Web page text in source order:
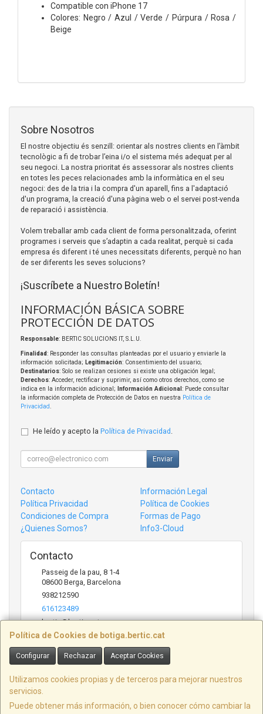
Compatible con iPhone 17
Colores: Negro / Azul / Verde / Púrpura / Rosa /
Beige
Política de Cookies de botiga.bertic.cat
Configurar Rechazar Aceptar Cookies
Utilizamos cookies propias y de terceros para mejorar nuestros
servicios.
Puede obtener más información, o bien conocer cómo cambiar la
Sobre Nosotros
El nostre objectiu és senzill: orientar als nostres clients en l’àmbit
tecnològic a fi de trobar l’eina i/o el sistema més adequat per al
seu negoci. La nostra prioritat és assessorar als nostres clients
en totes les peces relacionades amb la informàtica en el seu
negoci: des de la tria i la compra d'un aparell, fins a l'adaptació
d'un programa, la creació d'una pàgina web o el servei post-venda
de reparació i assistència.
Volem treballar amb cada client de forma personalitzada, oferint
programes i serveis que s’adaptin a cada realitat, perquè si cada
empresa és diferent i té unes necessitats diferents, perquè no han
de ser diferents les seves solucions?
¡Suscríbete a Nuestro Boletín!
INFORMACIÓN BÁSICA SOBRE
PROTECCIÓN DE DATOS
Responsable: BERTIC SOLUCIONS IT, S.L.U.
Finalidad: Responder las consultas planteadas por el usuario y enviarle la
información solicitada; Legitimación: Consentimiento del usuario;
Destinatarios: Solo se realizan cesiones si existe una obligación legal;
Derechos: Acceder, rectificar y suprimir, así como otros derechos, como se
indica en la información adicional;
Información Adicional : Puede consultar
la información completa de Protección de Datos en nuestra Política de
Privacidad
He leído y acepto la Política de Privacidad
Enviar
Contacto
Información Legal
Política Privacidad
Política de Cookies
Condiciones de Compra
Formas de Pago
¿Quienes Somos?
Info3-Cloud
Contacto
Passeig de la pau, 8 1-4
08600 Berga Barcelona
938212590
616123489
bertic@bertic.cat
Horario
Lunes a Viernes (9h-14h | 15h-18h)